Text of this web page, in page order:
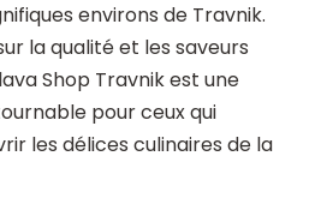
environs de Travnik.
la qualité et les saveurs
Shop Travnik est une
pour ceux qui
les délices culinaires de la